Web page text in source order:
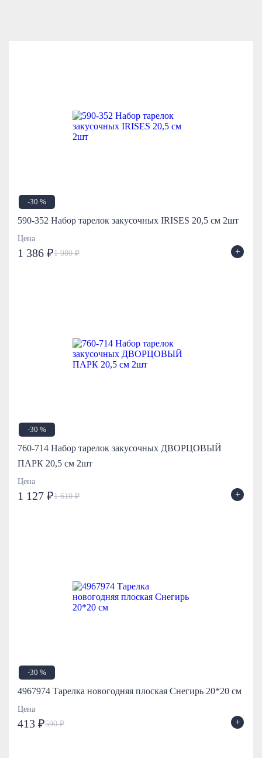
-30 %
590-352 Набор тарелок закусочных IRISES 20,5 см 2шт
Цена
1 386 ₽1 980 ₽ +
-30 %
760-714 Набор тарелок закусочных ДВОРЦОВЫЙ
ПАРК 20,5 см 2шт
Цена
1 127 ₽1 610 ₽ +
-30 %
4967974 Тарелка новогодняя плоская Снегирь 20*20 см
Цена
413 ₽590 ₽ +